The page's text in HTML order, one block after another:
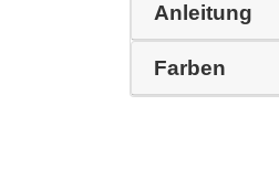
Anleitung
Farben